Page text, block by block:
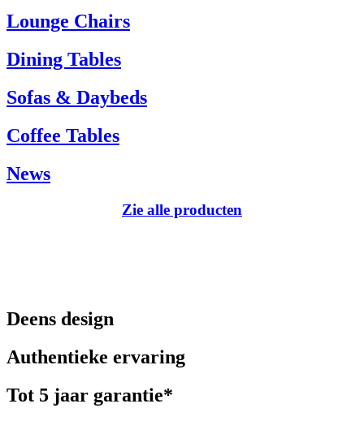
Tel.: +45 66 12 14 04
info@carlhansen.dk
Lounge Chairs
Dining Tables
Sofas & Daybeds
Coffee Tables
News
Zie alle producten
Deens design
Authentieke ervaring
Tot 5 jaar garantie*